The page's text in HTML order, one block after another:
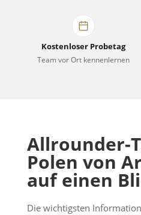
Kostenloser Probetag
Team vor Ort kennenlernen
Allrounder-
Polen von
auf einen
Die wichtigsten